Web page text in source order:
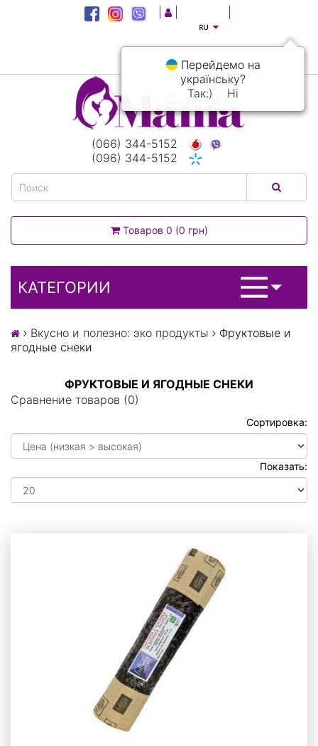
(066) 344-5152
(096) 344-5152
Товаров 0 (0 грн)
КАТЕГОРИИ
Вкусно и полезно: эко продукты
Фруктовые и
ягодные снеки
ФРУКТОВЫЕ И ЯГОДНЫЕ СНЕКИ
Сравнение товаров (0)
Сортировка:
Показать:
Перейдемо на
українську?
Так:)
Ні